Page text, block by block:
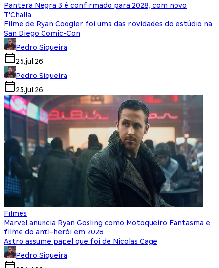
Pantera Negra 3 é confirmado para 2028, com novo
T'Challa
Filme de Ryan Coogler foi uma das novidades do estúdio na
San Diego Comic-Con
Pedro Siqueira
25.jul.26
Pedro Siqueira
25.jul.26
Filmes
Marvel anuncia Ryan Gosling como Motoqueiro Fantasma e
filme do anti-herói em 2028
Astro assume papel que foi de Nicolas Cage
Pedro Siqueira